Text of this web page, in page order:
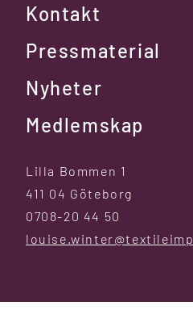
Kontakt
Pressmaterial
Nyheter
Medlemskap
Lilla Bommen 1
411 04 Göteborg
0708-20 44 50